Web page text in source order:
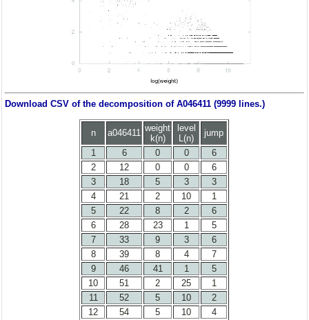
Download CSV of the decomposition of A046411 (9999 lines.)
n a046411 weight
k(n)
level
L(n)
jump
1
6 0 0
6
2
12 0 0
6
3
18 5 3
3
4
21 2 10
1
5
22 8 2
6
6
28 23 1
5
7
33 9 3
6
8
39 8 4
7
9
46 41 1
5
10
51 2 25
1
11
52 5 10
2
12
54 5 10
4